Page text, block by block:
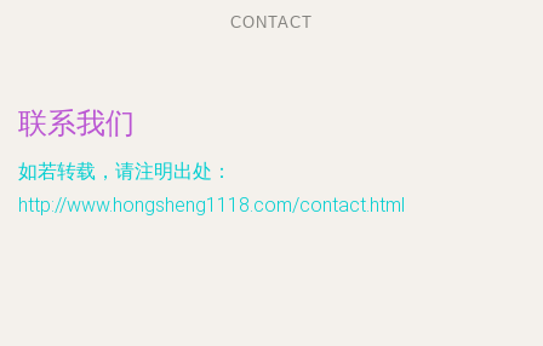
CONTACT
联系我们
如若转载，请注明出处：
http://www.hongsheng1118.com/contact.html